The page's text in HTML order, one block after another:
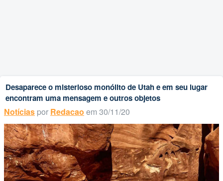
Desaparece o misterioso monólito de Utah e em seu lugar
encontram uma mensagem e outros objetos
Notícias por Redacao em 30/11/20